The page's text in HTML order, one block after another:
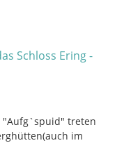
"Aufg`spuid" treten
im